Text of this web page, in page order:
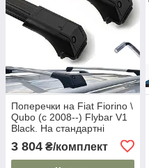
Поперечки на Fiat Fiorino \
Qubo (c 2008--) Flybar V1
Black. На стандартні
рейлінги. Без замка. Чорні
3 804 ₴/комплект